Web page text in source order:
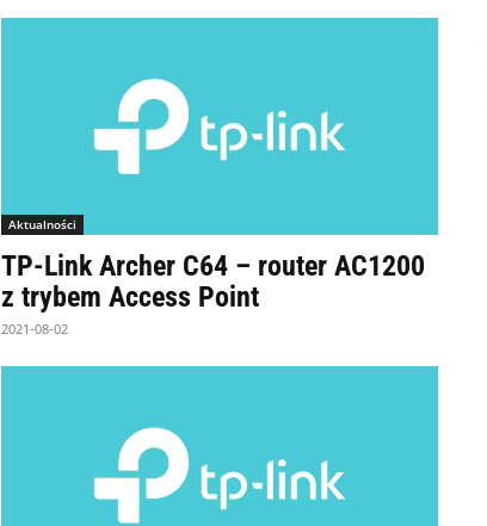
Aktualności
TP-Link Archer C64 – router AC1200
z trybem Access Point
2021-08-02